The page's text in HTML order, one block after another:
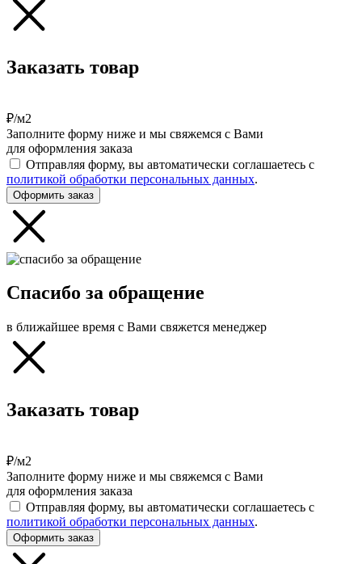
Заказать товар
₽/м2
Заполните форму ниже и мы свяжемся с Вами
для оформления заказа
Отправляя форму, вы автоматически соглашаетесь с
политикой обработки персональных данных.
Оформить заказ
Спасибо за обращение
в ближайшее время с Вами свяжется менеджер
Заказать товар
₽/м2
Заполните форму ниже и мы свяжемся с Вами
для оформления заказа
Отправляя форму, вы автоматически соглашаетесь с
политикой обработки персональных данных.
Оформить заказ